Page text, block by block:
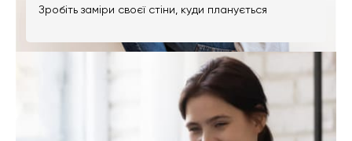
Зробіть заміри своєї стіни, куди планується